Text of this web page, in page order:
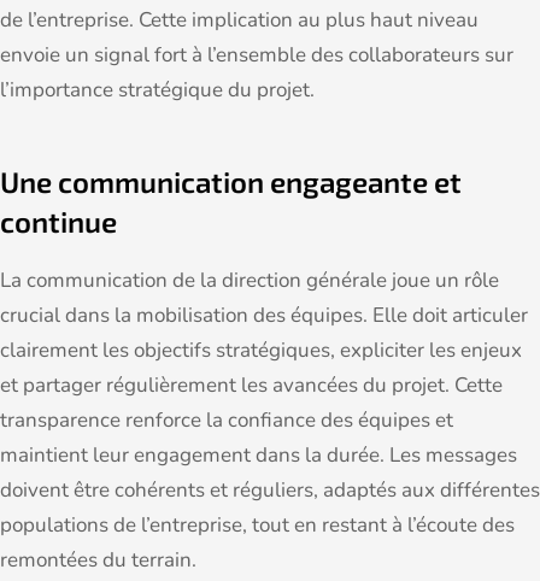
de l’entreprise. Cette implication au plus haut niveau
envoie un signal fort à l’ensemble des collaborateurs sur
l’importance stratégique du projet.
Une communication engageante et
continue
La communication de la direction générale joue un rôle
crucial dans la mobilisation des équipes. Elle doit articuler
clairement les objectifs stratégiques, expliciter les enjeux
et partager régulièrement les avancées du projet. Cette
transparence renforce la confiance des équipes et
maintient leur engagement dans la durée. Les messages
doivent être cohérents et réguliers, adaptés aux différentes
populations de l’entreprise, tout en restant à l’écoute des
remontées du terrain.